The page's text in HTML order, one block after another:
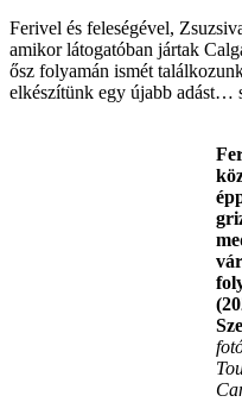
Ferivel és feleségével,
amikor látogatóban jártak
ősz folyamán ismét
elkészítünk egy újabb adást…